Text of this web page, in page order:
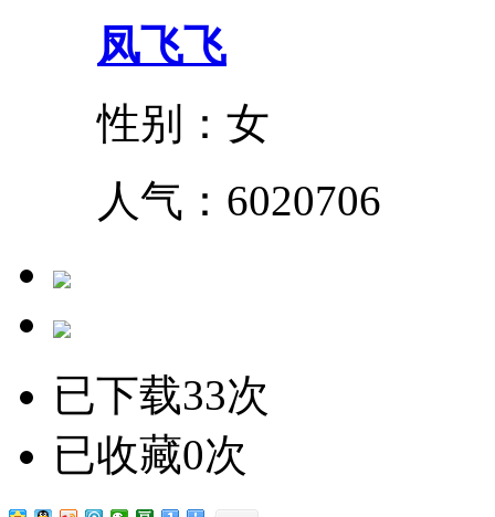
凤飞飞
性别：女
人气： 6020706
已下载33次
已收藏0次